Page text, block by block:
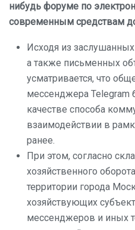
нибудь форуме по
современным средствам
Исходя из
а также письменных
усматривается, что
мессенджера Telegram
качестве способа
взаимодействии в
ранее.
При этом, согласно
хозяйственного
территории города
хозяйствующих
мессенджеров и иных